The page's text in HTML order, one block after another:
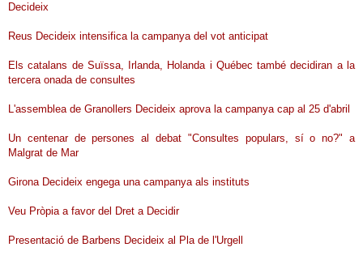
Decideix
Reus Decideix intensifica la campanya del vot anticipat
Els catalans de Suïssa, Irlanda, Holanda i Québec també decidiran a la
tercera onada de consultes
L'assemblea de Granollers Decideix aprova la campanya cap al 25 d'abril
Un centenar de persones al debat "Consultes populars, sí o no?" a
Malgrat de Mar
Girona Decideix engega una campanya als instituts
Veu Pròpia a favor del Dret a Decidir
Presentació de Barbens Decideix al Pla de l'Urgell